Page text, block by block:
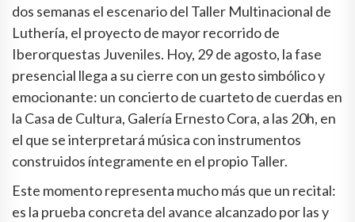
dos semanas el escenario del Taller Multinacional de
Luthería, el proyecto de mayor recorrido de
Iberorquestas Juveniles. Hoy, 29 de agosto, la fase
presencial llega a su cierre con un gesto simbólico y
emocionante: un concierto de cuarteto de cuerdas en
la Casa de Cultura, Galería Ernesto Cora, a las 20h, en
el que se interpretará música con instrumentos
construidos íntegramente en el propio Taller.
Este momento representa mucho más que un recital:
es la prueba concreta del avance alcanzado por las y